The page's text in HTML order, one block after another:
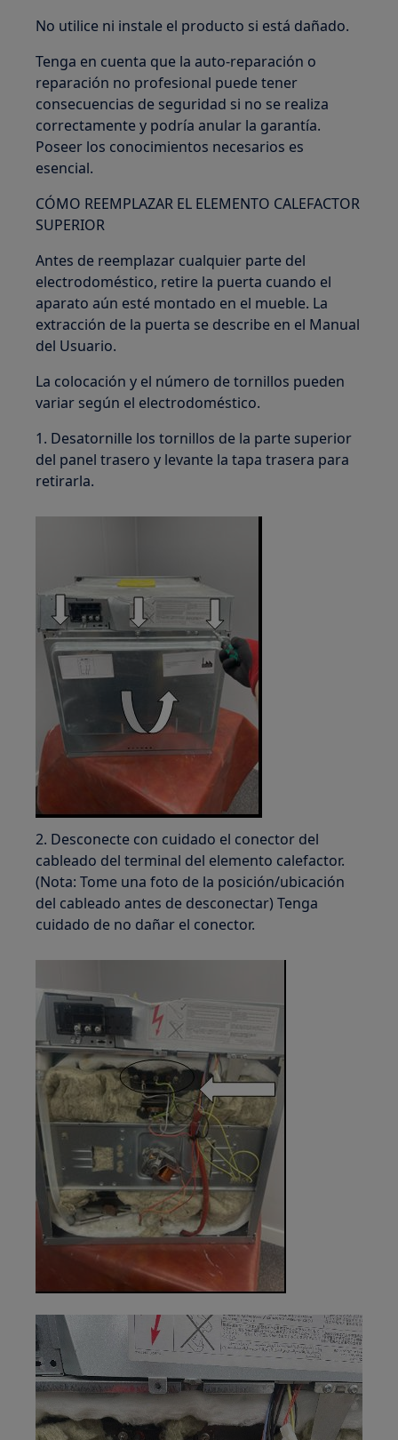
No utilice ni instale el producto si está dañado.
Tenga en cuenta que la auto-reparación o
reparación no profesional puede tener
consecuencias de seguridad si no se realiza
correctamente y podría anular la garantía.
Poseer los conocimientos necesarios es
esencial.
CÓMO REEMPLAZAR EL ELEMENTO CALEFACTOR
SUPERIOR
Antes de reemplazar cualquier parte del
electrodoméstico, retire la puerta cuando el
aparato aún esté montado en el mueble. La
extracción de la puerta se describe en el Manual
del Usuario.
La colocación y el número de tornillos pueden
variar según el electrodoméstico.
1. Desatornille los tornillos de la parte superior
del panel trasero y levante la tapa trasera para
retirarla.
2. Desconecte con cuidado el conector del
cableado del terminal del elemento calefactor.
(Nota: Tome una foto de la posición/ubicación
del cableado antes de desconectar) Tenga
cuidado de no dañar el conector.